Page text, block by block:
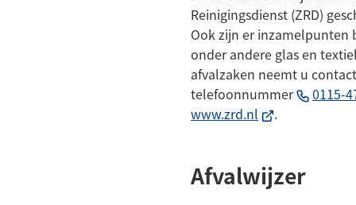
Reinigingsdienst (ZRD)
Ook zijn er inzamelpunten
onder andere glas en
afvalzaken neemt u
telefoonnummer
0115-
www.zrd.nl (Verwijst
externe
website)
.
Afvalwijzer